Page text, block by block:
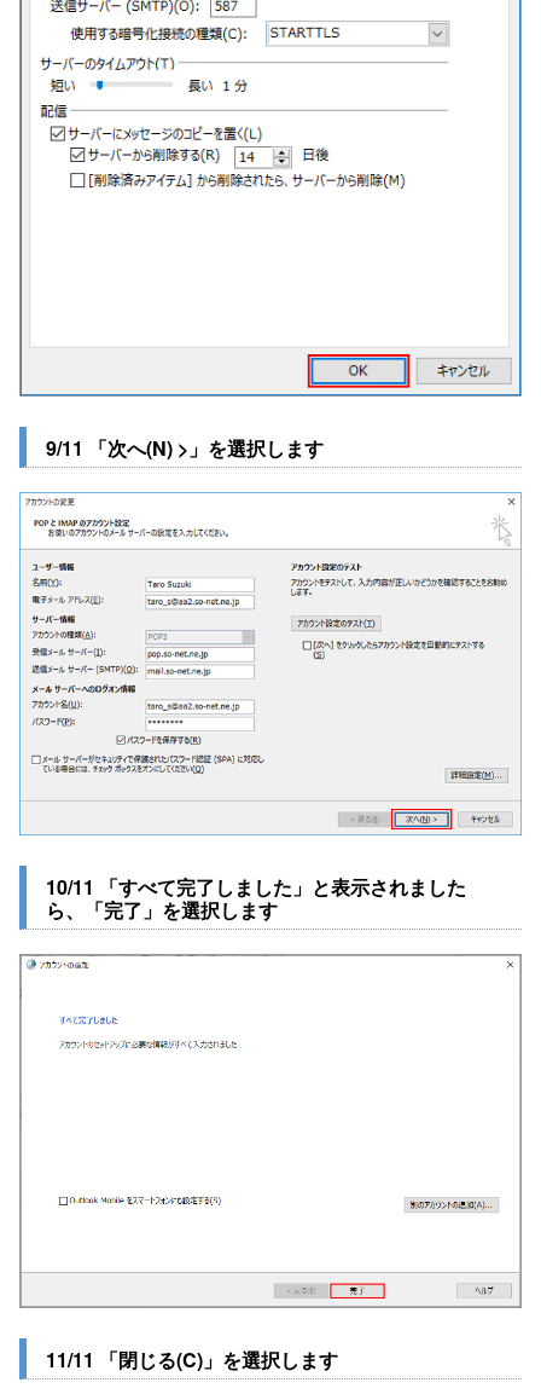
9/11 「次へ(N) >」を選択します
10/11 「すべて完了しました」と表示されました
ら、「完了」を選択します
11/11 「閉じる(C)」を選択します